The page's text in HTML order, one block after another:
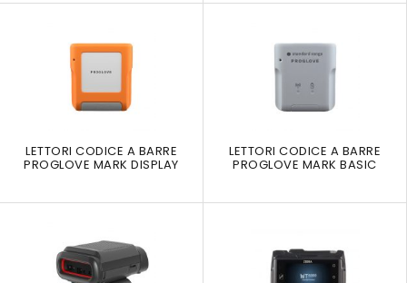
LETTORI CODICE A BARRE
PROGLOVE MARK DISPLAY
LETTORI CODICE A BARRE
PROGLOVE MARK BASIC